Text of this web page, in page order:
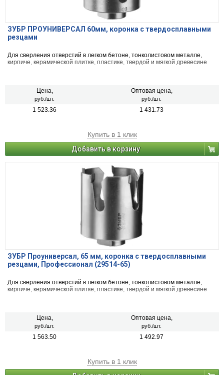
ЗУБР ПРОУНИВЕРСАЛ 60мм, коронка с твердосплавными
резцами
Для сверления отверстий в легком бетоне, тонколистовом металле,
кирпиче, керамической плитке, пластике, твердой и мягкой древесине
Цена,
руб./шт.
Оптовая цена,
руб./шт.
1 523.36 1 431.73
Купить в 1 клик
Добавить в корзину
ЗУБР Проуниверсал, 65 мм, коронка с твердосплавными
резцами, Профессионал (29514-65)
Для сверления отверстий в легком бетоне, тонколистовом металле,
кирпиче, керамической плитке, пластике, твердой и мягкой древесине
Цена,
руб./шт.
Оптовая цена,
руб./шт.
1 563.50 1 492.97
Купить в 1 клик